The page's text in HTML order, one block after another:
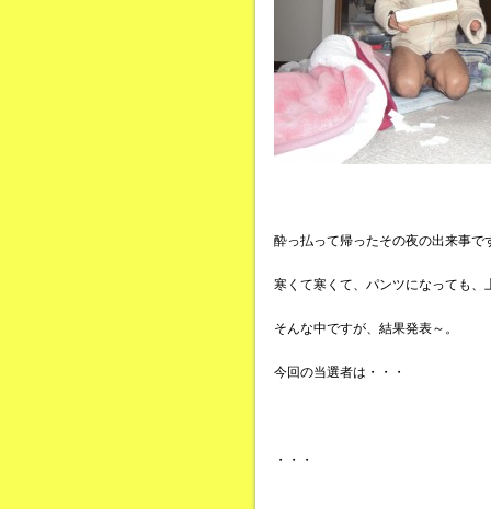
酔っ払って帰ったその夜の出来事で
寒くて寒くて、パンツになっても、
そんな中ですが、結果発表～。
今回の当選者は・・・
・・・